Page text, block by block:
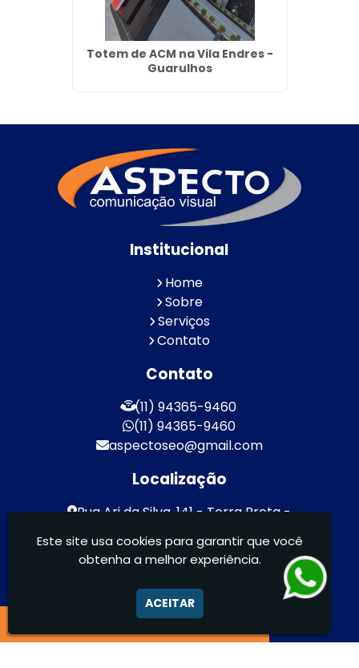
Totem de ACM na Vila Endres -
Guarulhos
Institucional
Home
Sobre
Serviços
Contato
Contato
(11) 94365-9460
(11) 94365-9460
aspectoseo@gmail.com
Localização
Rua Ari da Silva, 141 - Terra Preta -
Aspecto Comunicação Visual Ltda -
Este site usa cookies para garantir que você
obtenha a melhor experiência.
ACEITAR